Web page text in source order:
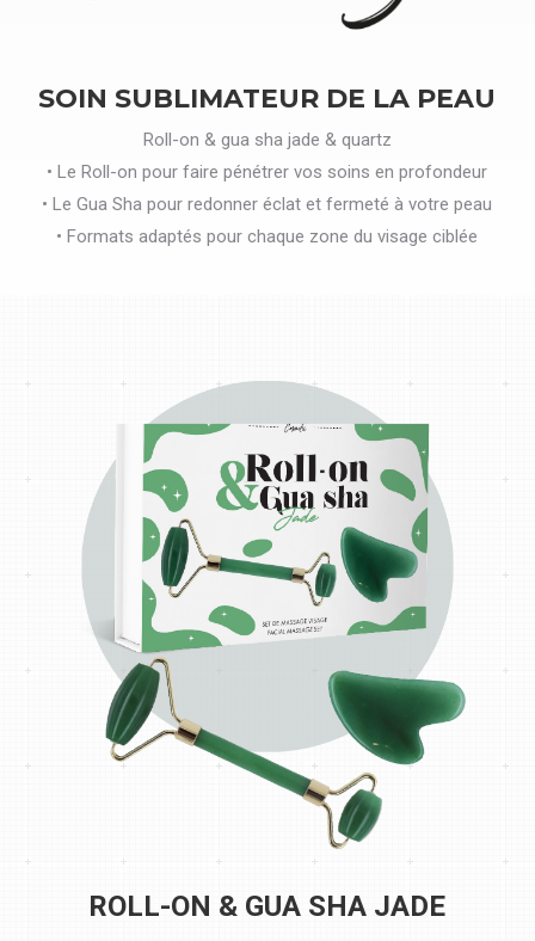
SOIN SUBLIMATEUR DE LA PEAU
Roll-on & gua sha jade & quartz
• Le Roll-on pour faire pénétrer vos soins en profondeur
• Le Gua Sha pour redonner éclat et fermeté à votre peau
• Formats adaptés pour chaque zone du visage ciblée
ROLL-ON & GUA SHA JADE